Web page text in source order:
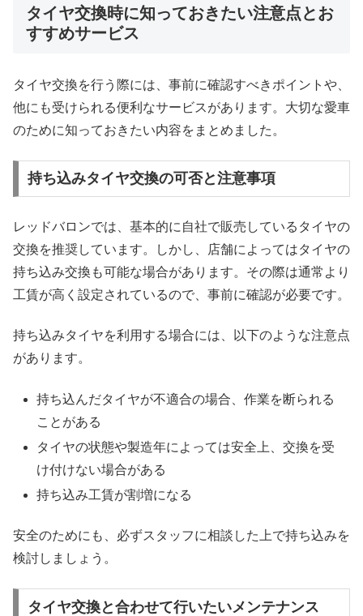
タイヤ交換時に知っておきたい注意点とお
すすめサービス
タイヤ交換を行う際には、事前に確認すべきポイントや、
他にも受けられる便利なサービスがあります。大切な愛車
のために知っておきたい内容をまとめました。
持ち込みタイヤ交換の可否と注意事項
レッドバロンでは、基本的に自社で販売しているタイヤの
交換を推奨しています。しかし、店舗によってはタイヤの
持ち込み交換も可能な場合があります。その際は通常より
工賃が高く設定されているので、事前に確認が必要です。
持ち込みタイヤを利用する場合には、以下のような注意点
があります。
持ち込んだタイヤが不適合の場合、作業を断られる
ことがある
タイヤの状態や製造年によっては安全上、交換を受
け付けない場合がある
持ち込み工賃が割増になる
安全のためにも、必ずスタッフに相談した上で持ち込みを
検討しましょう。
タイヤ交換と合わせて行いたいメンテナンス